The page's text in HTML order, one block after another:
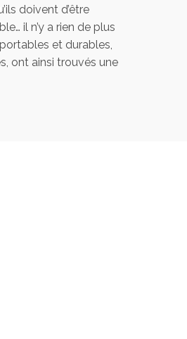
doivent d’être
il n’y a rien de plus
et durables,
ont ainsi trouvés une